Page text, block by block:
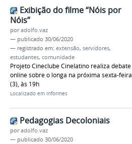
Exibição do filme “Nóis por
Nóis”
poradolfo.vaz
— publicado 30/06/2020
— registrado em: extensão, servidores,
estudantes, comunidade
Projeto Cineclube Cinelatino realiza debate
online sobre o longa na próxima sexta-feira
(3), às 19h
Localizado em Informes
Pedagogias Decoloniais
poradolfo.vaz
— publicado 30/06/2020